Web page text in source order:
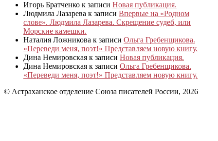
Игорь Братченко к записи Новая публикация.
Людмила Лазарева к записи Впервые на «Родном
слове». Людмила Лазарева. Скрещение судеб, или
Морские камешки.
Наталия Ложникова к записи Ольга Гребенщикова.
«Переведи меня, поэт!» Представляем новую книгу.
Дина Немировская к записи Новая публикация.
Дина Немировская к записи Ольга Гребенщикова.
«Переведи меня, поэт!» Представляем новую книгу.
© Астраханское отделение Союза писателей России, 2026